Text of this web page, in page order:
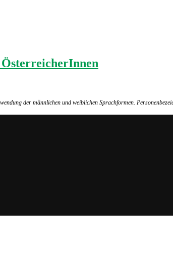
der männlichen und weiblichen Sprachformen.